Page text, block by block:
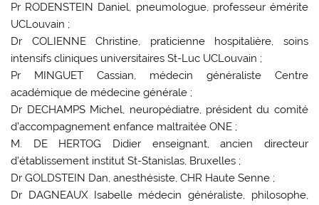
Pr RODENSTEIN Daniel, pneumologue, professeur émérite
UCLouvain ;
Dr COLIENNE Christine, praticienne hospitalière, soins
intensifs cliniques universitaires St-Luc UCLouvain ;
Pr MINGUET Cassian, médecin généraliste Centre
académique de médecine générale ;
Dr DECHAMPS Michel, neuropédiatre, président du comité
d’accompagnement enfance maltraitée ONE ;
M. DE HERTOG Didier enseignant, ancien directeur
d’établissement institut St-Stanislas, Bruxelles ;
Dr GOLDSTEIN Dan, anesthésiste, CHR Haute Senne ;
Dr DAGNEAUX Isabelle médecin généraliste, philosophe,